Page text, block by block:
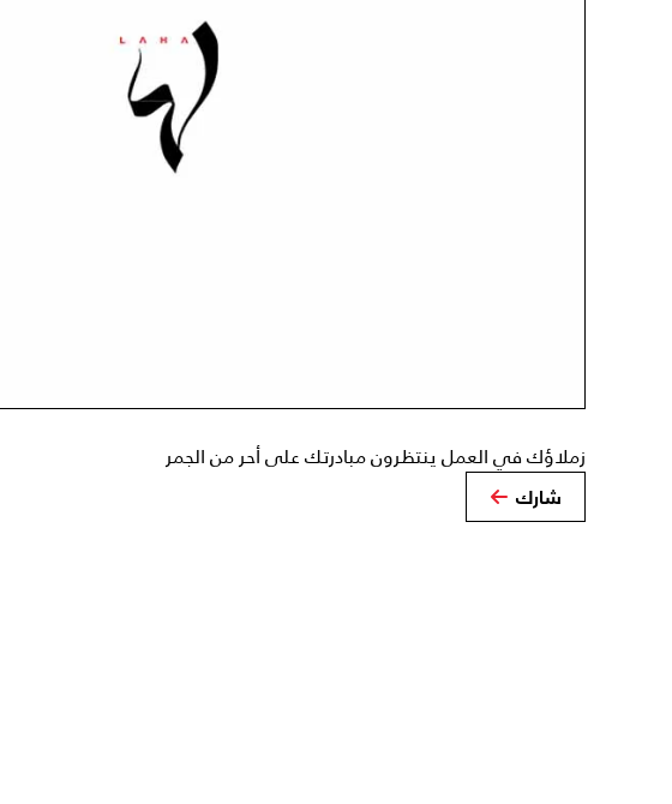
زملاؤك في العمل ينتظرون مبادرتك على أحر من الجمر
شارك